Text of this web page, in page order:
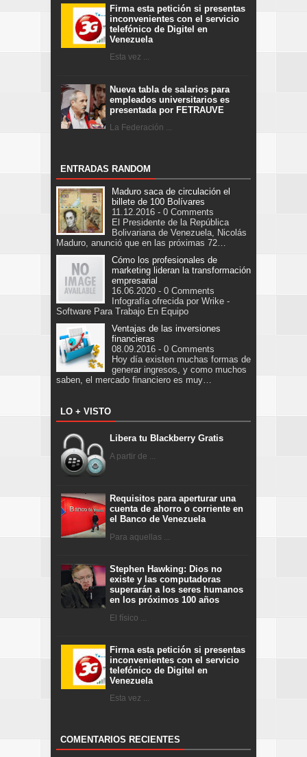
Firma esta petición si presentas
inconvenientes con el servicio
telefónico de Digitel en
Venezuela
Esta vez ...
Nueva tabla de salarios para
empleados universitarios es
presentada por FETRAUVE
La Federación ...
ENTRADAS RANDOM
Maduro saca de circulación el
billete de 100 Bolívares
11.12.2016 - 0 Comments
El Presidente de la República
Bolivariana de Venezuela, Nicolás
Maduro, anunció que en las próximas 72…
Cómo los profesionales de
marketing lideran la transformación
empresarial
16.06.2020 - 0 Comments
Infografía ofrecida por Wrike -
Software Para Trabajo En Equipo
Ventajas de las inversiones
financieras
08.09.2016 - 0 Comments
Hoy día existen muchas formas de
generar ingresos, y como muchos
saben, el mercado financiero es muy…
LO + VISTO
Libera tu Blackberry Gratis
A partir de ...
Requisitos para aperturar una
cuenta de ahorro o corriente en
el Banco de Venezuela
Para aquellas ...
Stephen Hawking: Dios no
existe y las computadoras
superarán a los seres humanos
en los próximos 100 años
El físico ...
Firma esta petición si presentas
inconvenientes con el servicio
telefónico de Digitel en
Venezuela
Esta vez ...
COMENTARIOS RECIENTES